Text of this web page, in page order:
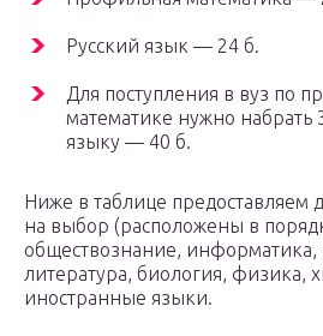
Русский язык — 24 б.
Для поступления в вуз по
математике нужно набрать
языку — 40 б.
Ниже в таблице предоставляем
на выбор (расположены в
обществознание, информатика,
литература, биология, физика,
иностранные языки.